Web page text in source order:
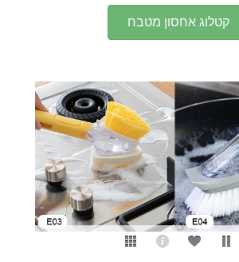
קטלוג אחסון מטבח